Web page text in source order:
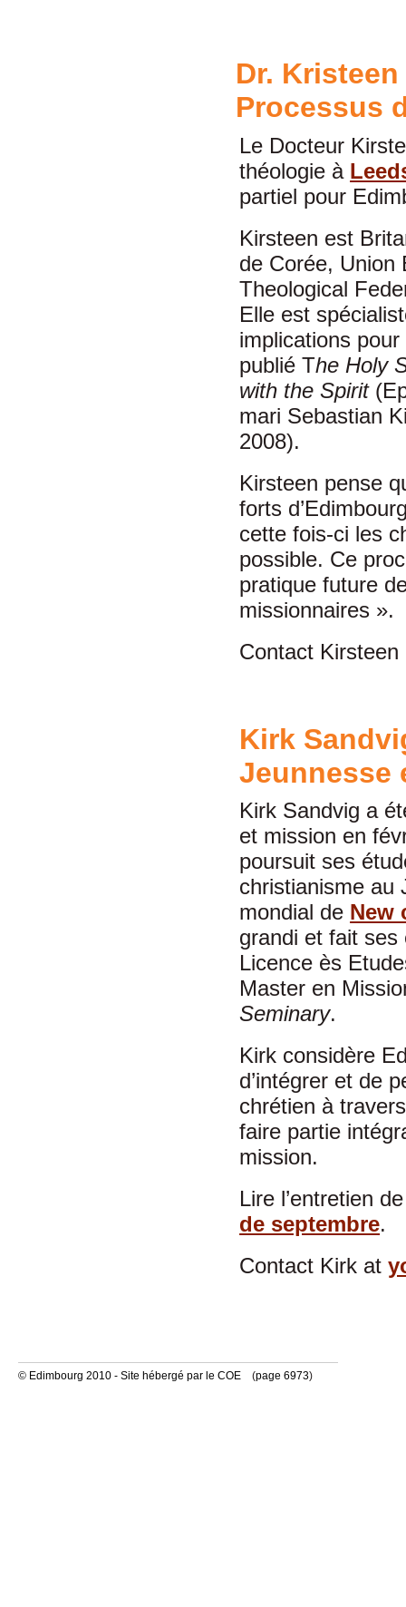
Dr.
Processus
Le Docteur
théologie à
partiel pour
Kirsteen est
de Corée, Union
Theological
Elle est
implications
publié The Holy
with the Spirit
mari Sebastian
2008).
Kirsteen pense
forts
cette fois-ci les
possible. Ce
pratique future
missionnaires ».
Contact
Kirk
Jeunnesse
Kirk Sandvig a
et mission en
poursuit ses
christianisme au
mondial de New
grandi et fait ses
Licence ès
Master en
Seminary.
Kirk considère
d’intégrer et de
chrétien à
faire partie
mission.
Lire l’entretien
de septembre.
Contact Kirk at
© Edimbourg 2010 - Site hébergé par le COE (page 6973)